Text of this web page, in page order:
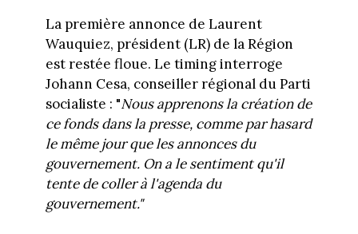
La première annonce de Laurent
Wauquiez, président (LR) de la Région
est restée floue. Le timing interroge
Johann Cesa, conseiller régional du Parti
socialiste : "Nous apprenons la création de
ce fonds dans la presse, comme par hasard
le même jour que les annonces du
gouvernement. On a le sentiment qu'il
tente de coller à l'agenda du
gouvernement."